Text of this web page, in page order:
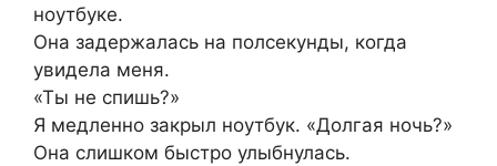
ноутбуке.
Она задержалась на полсекунды, когда
увидела меня.
«Ты не спишь?»
Я медленно закрыл ноутбук. «Долгая ночь?»
Она слишком быстро улыбнулась.